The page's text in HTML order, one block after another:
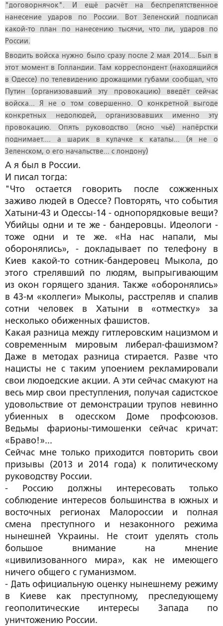
"договорнячок". И ещё расчёт на беспрепятственное
нанесение ударов по России. Вот Зеленский подписал
какой-то план по нанесению тысячи, что ли, ударов по
России.
Вводить войска нужно было сразу после 2 мая 2014... Был в
этот момент в Голландии. Там корреспондент (находящийся
в Одессе) по телевидению дрожащими губами сообщал, что
Путин (организовавший эту провокацию) введёт сейчас
войска... Я не о том совершенно. О конкретной выгоде
конкретных недолюдей, организовавших именно эту
провокацию. Опять руководство (ясно чьё) напёрстки
поднимает.... а шарик в кулачке к каталы... (я не о
Зеленском, о его начальстве... с лондону)
А я был в России.
И писал тогда:
"Что остается говорить после сожженных
заживо людей в Одессе? Повторять, что события
Хатыни-43 и Одессы-14 - однопорядковые вещи?
Убийцы одни и те же - бандеровцы. Идеологи -
тоже одни и те же. «На нас напали, мы
оборонялись», - докладывает по телефону в
Киев какой-то сотник-бандеровец Мыкола, до
этого стрелявший по людям, выпрыгивающим
из окон горящего здания. Также «оборонялись»
в 43-м «коллеги» Мыколы, расстреляв и спалив
сотни человек в Хатыни в «отместку» за
несколько обиженных фашистов.
Какая разница между гитлеровским нацизмом и
современным мировым либерал-фашизмом?
Даже в методах разница стирается. Разве что
нацисты не с таким упоением рекламировали
свои людоедские акции. А эти сейчас смакуют на
весь мир свои преступления, получая садистское
удовольствие от демонстрации трупов невинно
убиенных в одесском Доме профсоюзов.
Ведьмы фарионы-тимошенки сейчас кричат:
«Браво!»...
Сейчас мне только приходится повторить свои
призывы (2013 и 2014 года) к политическому
руководству России.
- Россию должны интересовать только
соблюдение интересов большинства в южных и
восточных регионах Малороссии и полная
смена преступного и незаконного режима
нынешней Украины. Не стоит уделять столь
большое внимание на мнение
«цивилизованного мира», как не имеющего
ничего общего с гуманизмом.
- Дать официальную оценку нынешнему режиму
в Киеве как преступному, преследующему
геополитические интересы Запада по
уничтожению России.